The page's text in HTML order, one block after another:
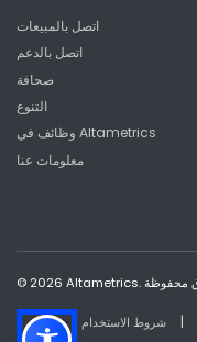
اتصل بالمبيعات
اتصل بالدعم
صحافة
التنوع
وظائف في Altametrics
معلومات عنا
شروط الاستخدام |